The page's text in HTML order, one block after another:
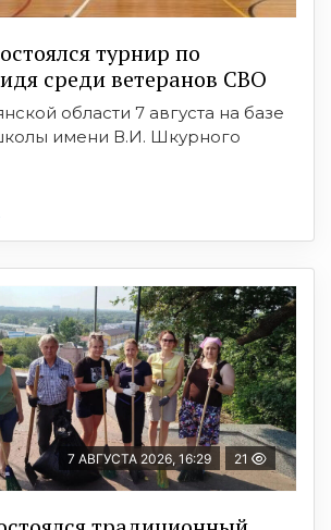
турнир по
среди ветеранов СВО
области 7 августа на базе
имени В.И. Шкурного
7 АВГУСТА 2026, 16:29 21